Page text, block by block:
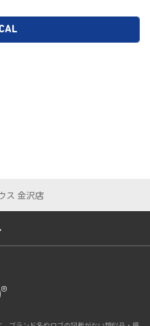
ス 金沢店